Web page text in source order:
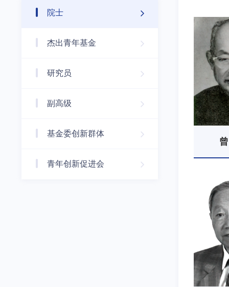
院士
杰出青年基金
研究员
副高级
基金委创新群体
青年创新促进会